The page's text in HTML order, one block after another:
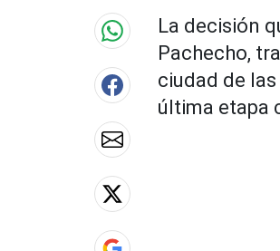
La decisión
Pachecho,
ciudad de
última etapa